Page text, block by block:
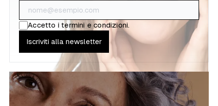
Accetto itermini e condizioni.
Iscriviti alla newsletter